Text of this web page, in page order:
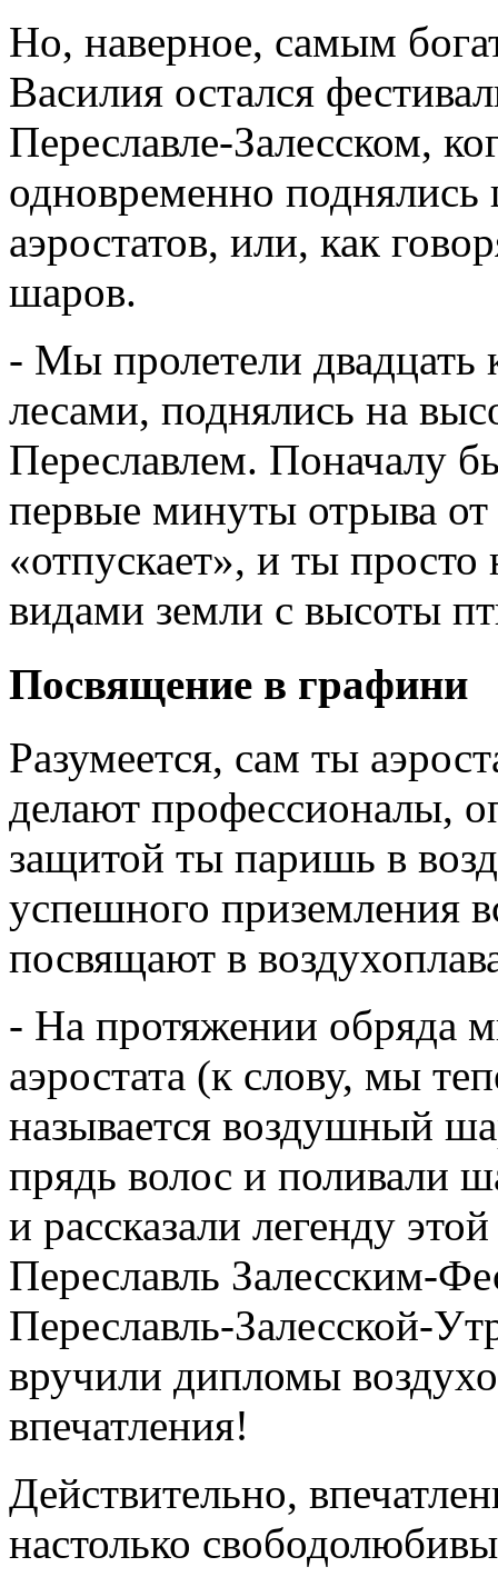
Но, наверное, самым
Василия остался
Переславле-Залесском,
одновременно
аэростатов, или, как
шаров.
- Мы пролетели двадцать
лесами, поднялись на
Переславлем. Поначалу
первые минуты отрыва
«отпускает», и ты
видами земли с высоты
Посвящение в графини
Разумеется, сам ты
делают профессионалы,
защитой ты паришь в
успешного приземления
посвящают в
- На протяжении обряда
аэростата (к слову, мы
называется воздушный
прядь волос и поливали
и рассказали легенду
Переславль Залесским-
Переславль-Залесской-
вручили дипломы
впечатления!
Действительно,
настолько